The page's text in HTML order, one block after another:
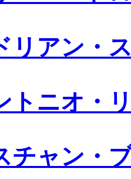
リアン・
トニオ・
チャン・